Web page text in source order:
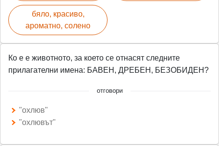
бяло, красиво,
ароматно, солено
Ко е е животното, за което се отнасят следните
прилагателни имена: БАВЕН, ДРЕБЕН, БЕЗОБИДЕН?
отговори
"охлюв"
"охлювът"